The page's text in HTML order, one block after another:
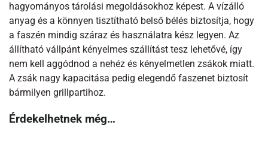
hagyományos tárolási megoldásokhoz képest. A vízálló
anyag és a könnyen tisztítható belső bélés biztosítja, hogy
a faszén mindig száraz és használatra kész legyen. Az
állítható vállpánt kényelmes szállítást tesz lehetővé, így
nem kell aggódnod a nehéz és kényelmetlen zsákok miatt.
A zsák nagy kapacitása pedig elegendő faszenet biztosít
bármilyen grillpartihoz.
Érdekelhetnek még…